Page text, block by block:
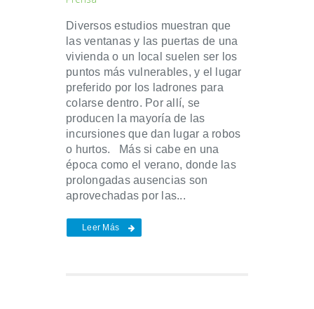
Diversos estudios muestran que
las ventanas y las puertas de una
vivienda o un local suelen ser los
puntos más vulnerables, y el lugar
preferido por los ladrones para
colarse dentro. Por allí, se
producen la mayoría de las
incursiones que dan lugar a robos
o hurtos. Más si cabe en una
época como el verano, donde las
prolongadas ausencias son
aprovechadas por las...
Leer Más